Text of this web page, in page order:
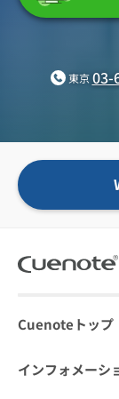
（当社
東京03-
Cuenoteトップ
インフォメーシ